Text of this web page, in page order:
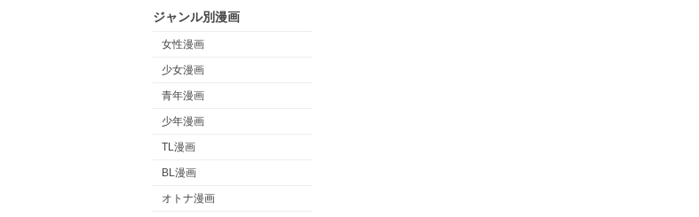
ジャンル別漫画
女性漫画
少女漫画
青年漫画
少年漫画
TL漫画
BL漫画
オトナ漫画